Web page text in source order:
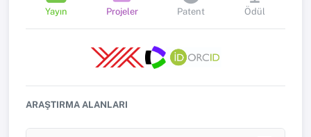
Yayın Projeler Patent Ödül
ARAŞTIRMA ALANLARI